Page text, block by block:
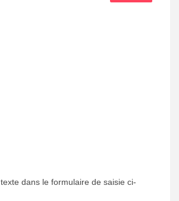
dans le formulaire de saisie ci-